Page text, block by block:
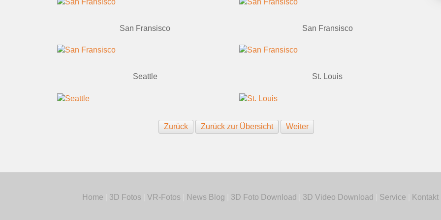
San Fransisco San Fransisco
Seattle St. Louis
Zurück Zurück zur Übersicht Weiter
Home 3D Fotos VR-Fotos News Blog 3D Foto Download 3D Video Download Service Kontakt|